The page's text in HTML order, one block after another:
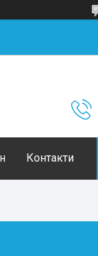
Контакти